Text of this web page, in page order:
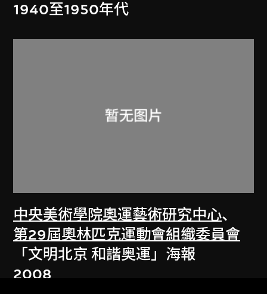
1940至1950年代
中央美術學院奧運藝術研究中心、
第29屆奧林匹克運動會組織委員會
「文明北京 和諧奥運」海報
2008